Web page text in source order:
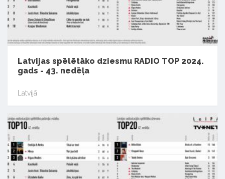
Latvijas spēlētāko dziesmu RADIO TOP 2024.
gads - 43. nedēļa
Latvijā